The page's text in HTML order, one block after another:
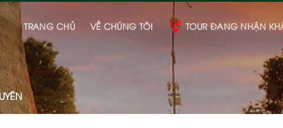
TRANG CHỦ VỀ CHÚNG TÔI TOUR ĐANG NHẬN